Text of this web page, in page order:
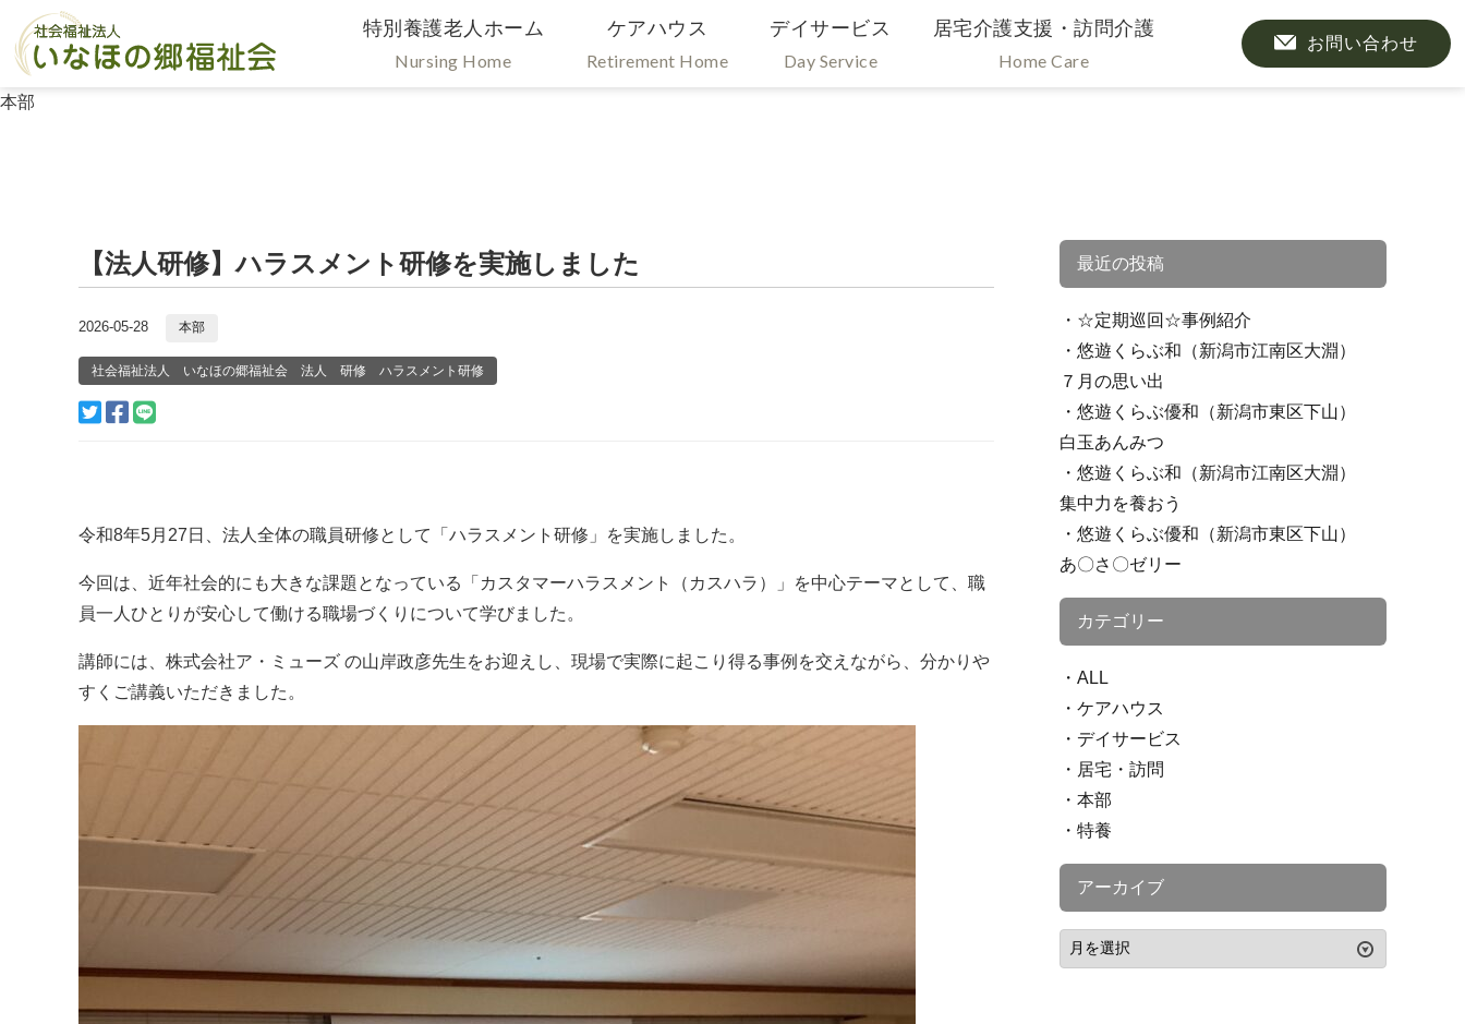
特別養護老人ホーム
Nursing Home
ケアハウス
Retirement Home
デイサービス
Day Service
居宅介護支援・訪問介護
Home Care
お問い合わせ
本部
【法人研修】ハラスメント研修を実施しました
2026-05-28 本部
社会福祉法人 いなほの郷福祉会 法人 研修 ハラスメント研修
令和8年5月27日、法人全体の職員研修として「ハラスメント研修」を実施しました。
今回は、近年社会的にも大きな課題となっている「カスタマーハラスメント（カスハラ）」を中心テーマとして、職
員一人ひとりが安心して働ける職場づくりについて学びました。
講師には、 株式会社ア・ミューズ の山岸政彦先生をお迎えし、現場で実際に起こり得る事例を交えながら、分かりや
すくご講義いただきました。
最近の投稿
☆定期巡回☆事例紹介
悠遊くらぶ和（新潟市江南区大淵）
７月の思い出
悠遊くらぶ優和（新潟市東区下山）
白玉あんみつ
悠遊くらぶ和（新潟市江南区大淵）
集中力を養おう
悠遊くらぶ優和（新潟市東区下山）
あ〇さ〇ゼリー
カテゴリー
ALL
ケアハウス
デイサービス
居宅・訪問
本部
特養
アーカイブ